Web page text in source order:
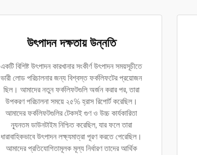
উৎপাদন দক্ষতায় উন্নতি
একটি বিশিষ্ট উৎপাদন কারখানার সংকীর্ণ উৎপাদন সময়সূচীতে
ভারী লোড পরিচালনার জন্য বিশ্বস্ত ফর্কলিফটের প্রয়োজন
ছিল। আমাদের নতুন ফর্কলিফটগুলি অর্জন করার পর, তারা
উপকরণ পরিচালনা সময়ে ২৫% হ্রাস রিপোর্ট করেছিল।
আমাদের ফর্কলিফটগুলির টেকসই গুণ ও উচ্চ কার্যকারিতা
ন্যূনতম ডাউনটাইম নিশ্চিত করেছিল, যার ফলে তারা
ধারাবাহিকভাবে উৎপাদন লক্ষ্যমাত্রা পূরণ করতে পেরেছিল।
আমাদের প্রতিযোগিতামূলক মূল্য নির্ধারণ তাদের আর্থিক